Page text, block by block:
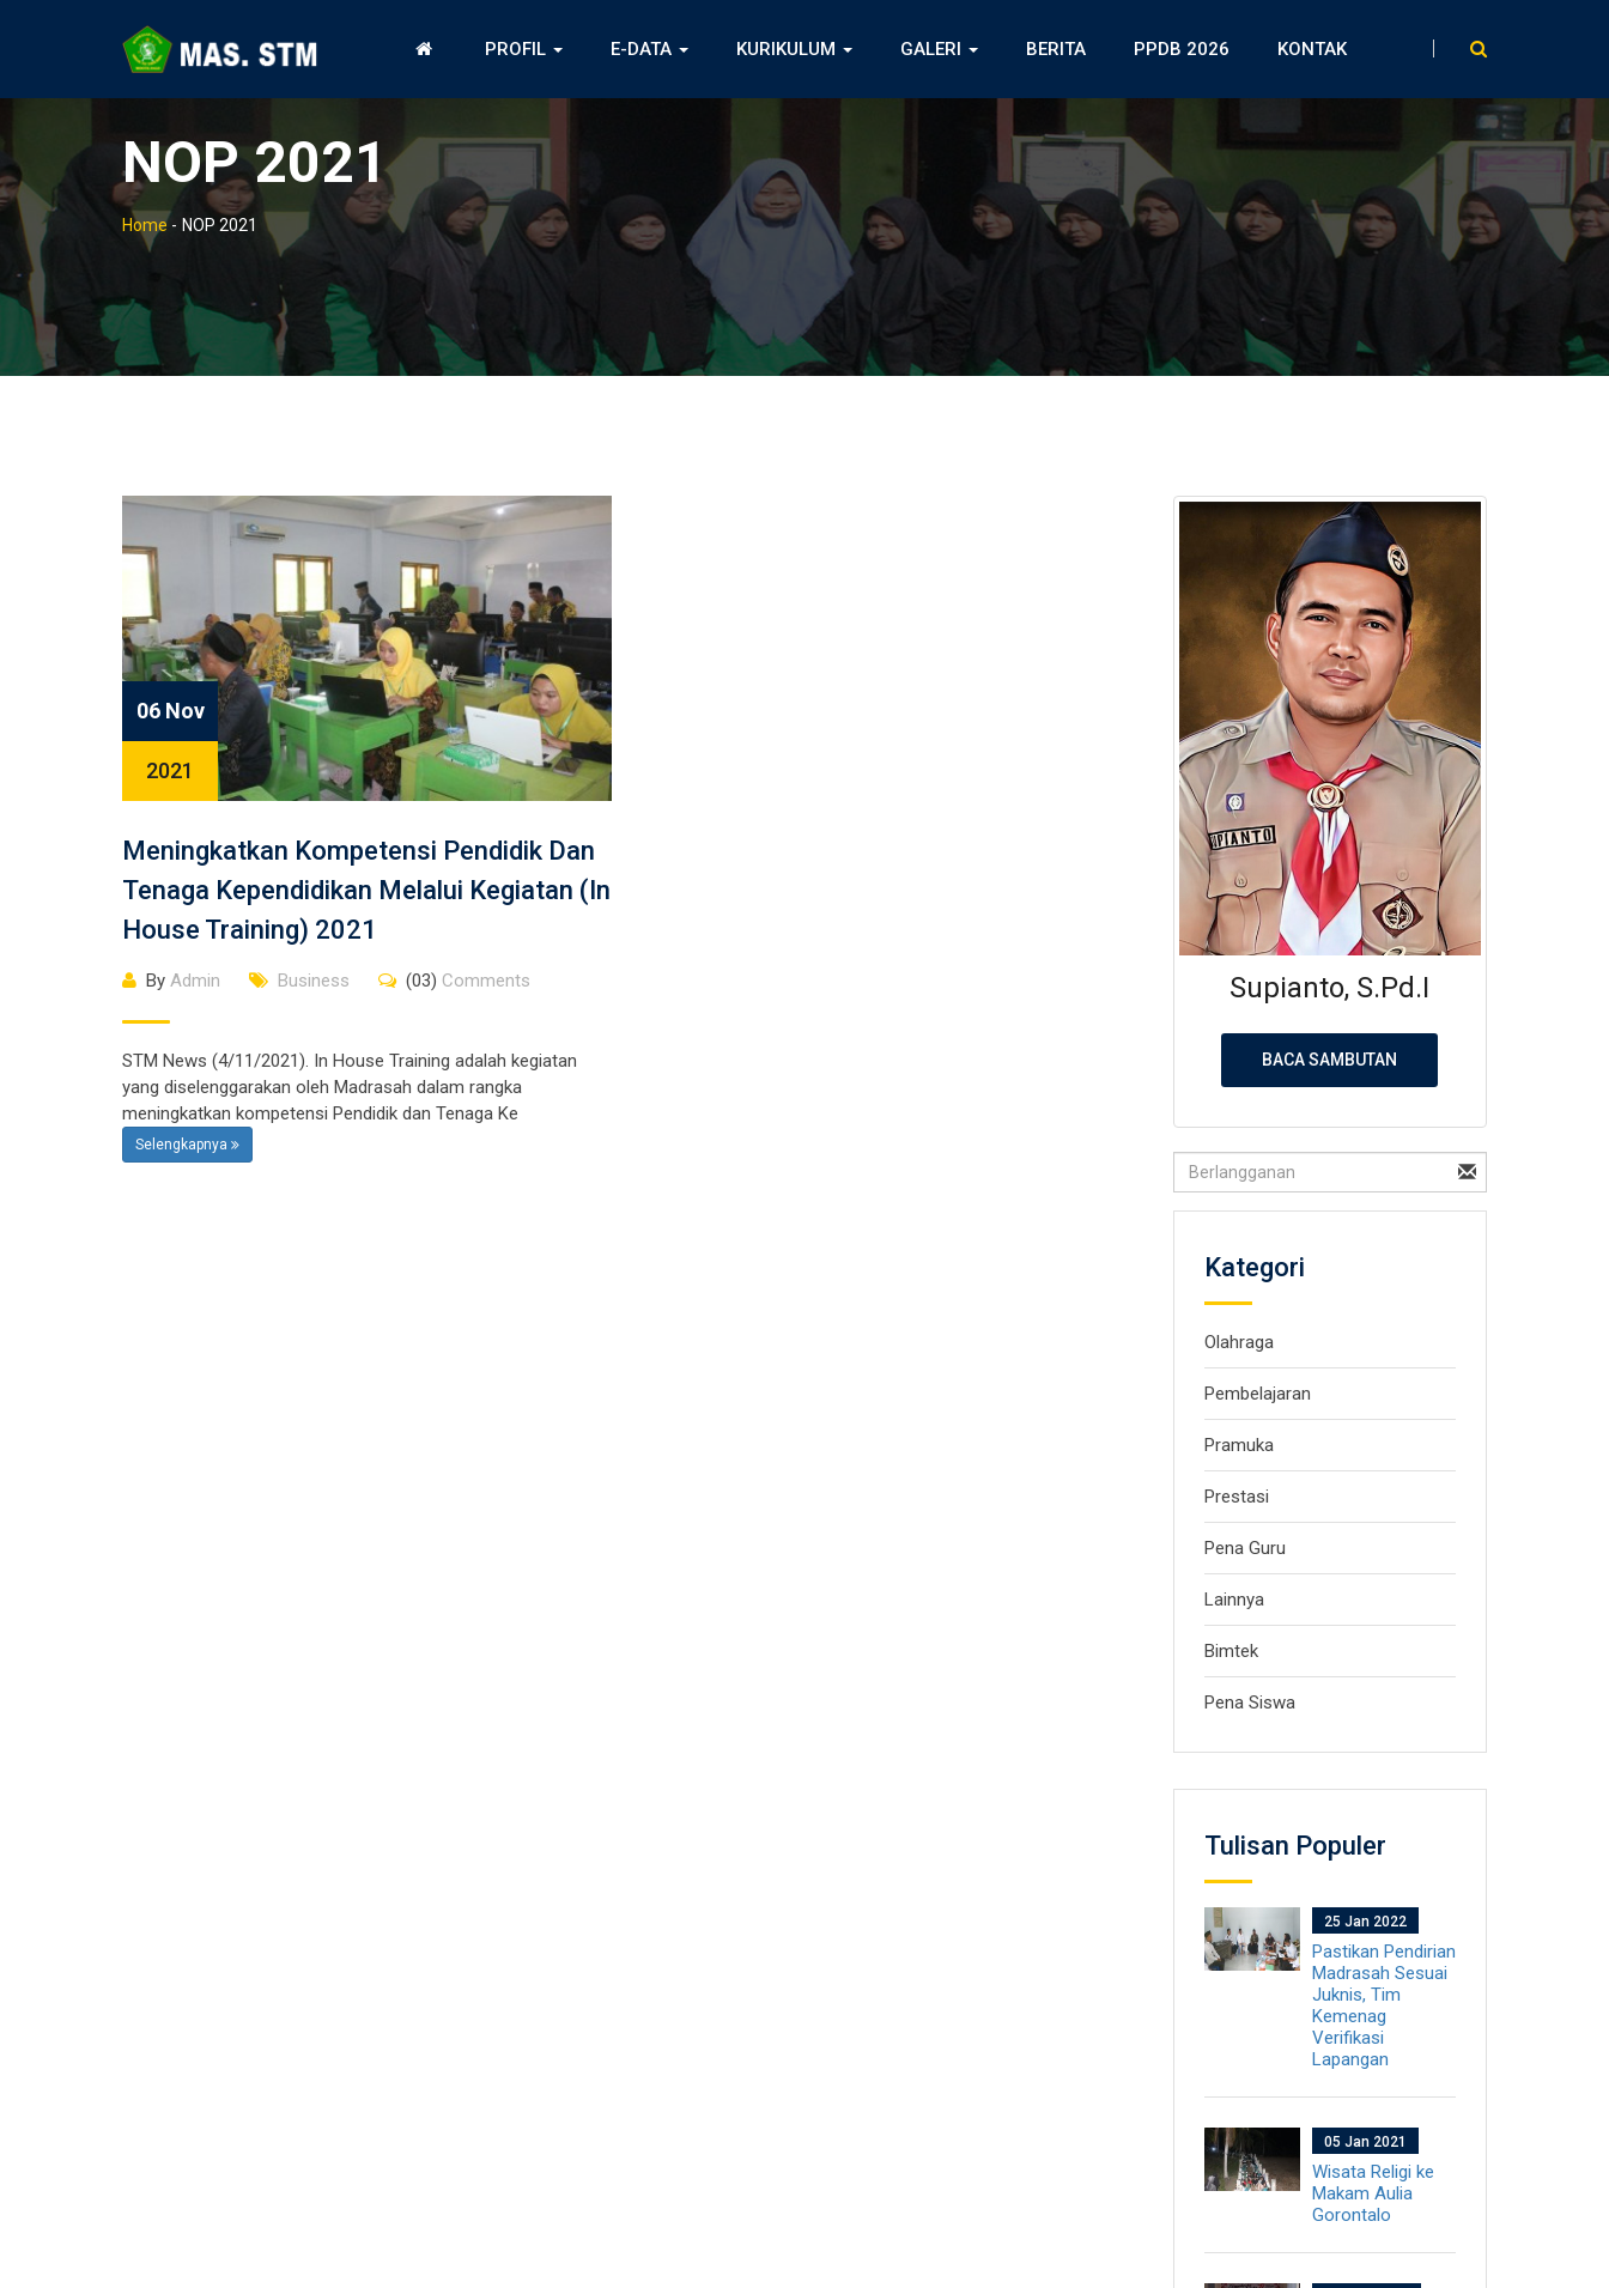
PROFIL E-DATA KURIKULUM GALERI BERITA PPDB 2026 KONTAK
NOP 2021
Home - NOP 2021
06 Nov
2021
Meningkatkan Kompetensi Pendidik Dan
Tenaga Kependidikan Melalui Kegiatan (In
House Training) 2021
By Admin Business (03) Comments
STM News (4/11/2021). In House Training adalah kegiatan
yang diselenggarakan oleh Madrasah dalam rangka
meningkatkan kompetensi Pendidik dan Tenaga Ke
Selengkapnya
Supianto, S.Pd.I
BACA SAMBUTAN
Kategori
Olahraga
Pembelajaran
Pramuka
Prestasi
Pena Guru
Lainnya
Bimtek
Pena Siswa
Tulisan Populer
25 Jan 2022
Pastikan Pendirian
Madrasah Sesuai
Juknis, Tim
Kemenag
Verifikasi
Lapangan
05 Jan 2021
Wisata Religi ke
Makam Aulia
Gorontalo